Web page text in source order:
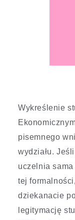
Wykreślenie
pisemnego
wydziału.
uczelnia
tej
dziekanacie
legitymację